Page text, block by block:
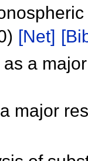
[Net]
a
major